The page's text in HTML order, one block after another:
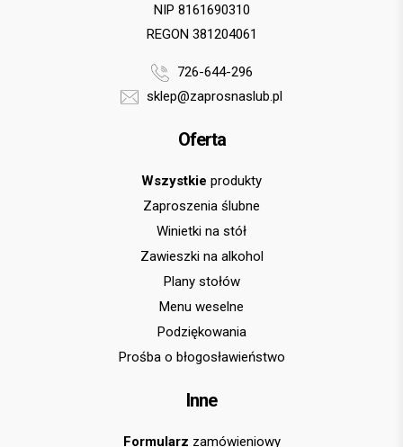
NIP 8161690310
REGON 381204061
726-644-296
sklep@zaprosnaslub.pl
Oferta
Wszystkie produkty
Zaproszenia ślubne
Winietki na stół
Zawieszki na alkohol
Plany stołów
Menu weselne
Podziękowania
Prośba o błogosławieństwo
Inne
Formularz zamówieniowy